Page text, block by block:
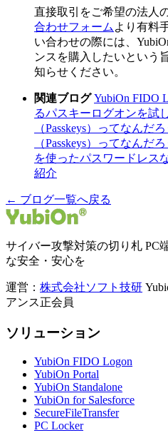
直接取引をご希望の法人
合わせフォーム より有料
い合わせの際には、
ンスを購入したいという
知らせください。
関連ブログ YubiOn FIDO
るパスキーログオンを試
（Passkeys）ってなんだ
（Passkeys）ってなんだろ
を使ったパスワードレス
紹介
← ブログ一覧へ戻る
サイバー攻撃対策の切り札 PC
な安全・安心を
運営： 株式会社ソフト技研
アンス正会員
ソリューション
YubiOn FIDO Logon
YubiOn Portal
YubiOn Standalone
YubiOn for Salesforce
SecureFileTransfer
PC Locker